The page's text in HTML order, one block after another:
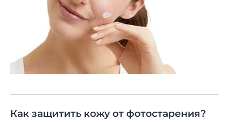
Как защитить кожу от фотостарения?